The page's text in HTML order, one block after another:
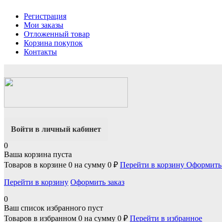
Регистрация
Мои заказы
Отложенный товар
Корзина покупок
Контакты
Войти в личный кабинет
0
Ваша корзина пуста
Товаров в корзине 0 на сумму 0 ₽ Перейти в корзину Оформить
Перейти в корзину Оформить заказ
0
Ваш список избранного пуст
Товаров в избранном 0 на сумму 0 ₽ Перейти в избранное